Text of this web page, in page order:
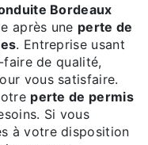
Bordeaux
après une perte de
. Entreprise usant
faire de qualité,
vous satisfaire.
perte de permis
Si vous
à votre disposition